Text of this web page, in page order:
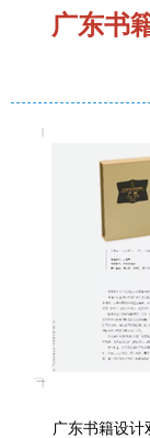
广东书
广东书籍设